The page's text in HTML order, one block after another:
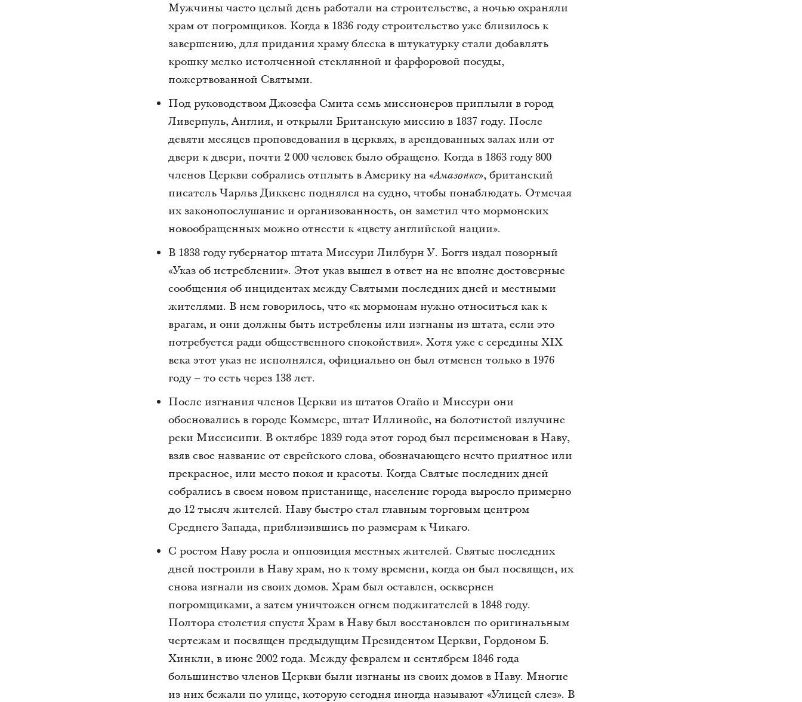
Мужчины часто целый день работали на строительстве, а ночью охраняли
храм от погромщиков. Когда в 1836 году строительство уже близилось к
завершению, для придания храму блеска в штукатурку стали добавлять
крошку мелко истолченной стеклянной и фарфоровой посуды,
пожертвованной Святыми.
Под руководством Джозефа Смита семь миссионеров приплыли в город
Ливерпуль, Англия, и открыли Британскую миссию в 1837 году. После
девяти месяцев проповедования в церквях, в арендованных залах или от
двери к двери, почти 2 000 человек было обращено. Когда в 1863 году 800
членов Церкви собрались отплыть в Америку на «Амазонке», британский
писатель Чарльз Диккенс поднялся на судно, чтобы понаблюдать. Отмечая
их законопослушание и организованность, он заметил что мормонских
новообращенных можно отнести к «цвету английской нации».
В 1838 году губернатор штата Миссури Лилбурн У. Боггз издал позорный
«Указ об истреблении». Этот указ вышел в ответ на не вполне достоверные
сообщения об инцидентах между Святыми последних дней и местными
жителями. В нем говорилось, что «к мормонам нужно относиться как к
врагам, и они должны быть истреблены или изгнаны из штата, если это
потребуется ради общественного спокойствия». Хотя уже с середины XIX
века этот указ не исполнялся, официально он был отменен только в 1976
году – то есть через 138 лет.
После изгнания членов Церкви из штатов Огайо и Миссури они
обосновались в городе Коммерс, штат Иллинойс, на болотистой излучине
реки Миссисипи. В октябре 1839 года этот город был переименован в Наву,
взяв свое название от еврейского слова, обозначающего нечто приятное или
прекрасное, или место покоя и красоты. Когда Святые последних дней
собрались в своем новом пристанище, население города выросло примерно
до 12 тысяч жителей. Наву быстро стал главным торговым центром
Среднего Запада, приблизившись по размерам к Чикаго.
С ростом Наву росла и оппозиция местных жителей. Святые последних
дней построили в Наву храм, но к тому времени, когда он был посвящен, их
снова изгнали из своих домов. Храм был оставлен, осквернен
погромщиками, а затем уничтожен огнем поджигателей в 1848 году.
Полтора столетия спустя Храм в Наву был восстановлен по оригинальным
чертежам и посвящен предыдущим Президентом Церкви, Гордоном Б.
Хинкли, в июне 2002 года. Между февралем и сентябрем 1846 года
большинство членов Церкви были изгнаны из своих домов в Наву. Многие
из них бежали по улице, которую сегодня иногда называют «Улицей слез». В